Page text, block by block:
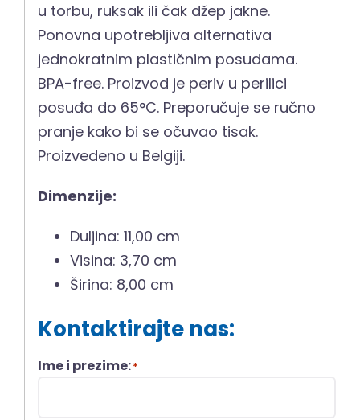
u torbu, ruksak ili čak džep jakne.
Ponovna upotrebljiva alternativa
jednokratnim plastičnim posudama.
BPA-free. Proizvod je periv u perilici
posuđa do 65°C. Preporučuje se ručno
pranje kako bi se očuvao tisak.
Proizvedeno u Belgiji.
Dimenzije:
Duljina: 11,00 cm
Visina: 3,70 cm
Širina: 8,00 cm
Kontaktirajte nas:
Ime i prezime:*